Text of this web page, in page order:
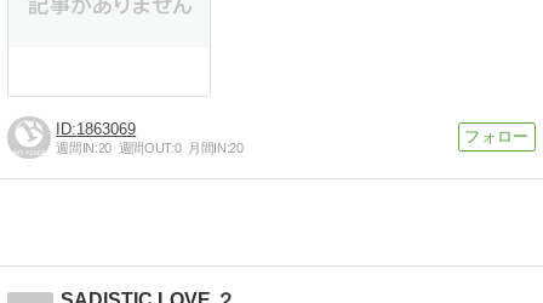
1863069
週間IN:20 週間OUT:0 月間IN:20